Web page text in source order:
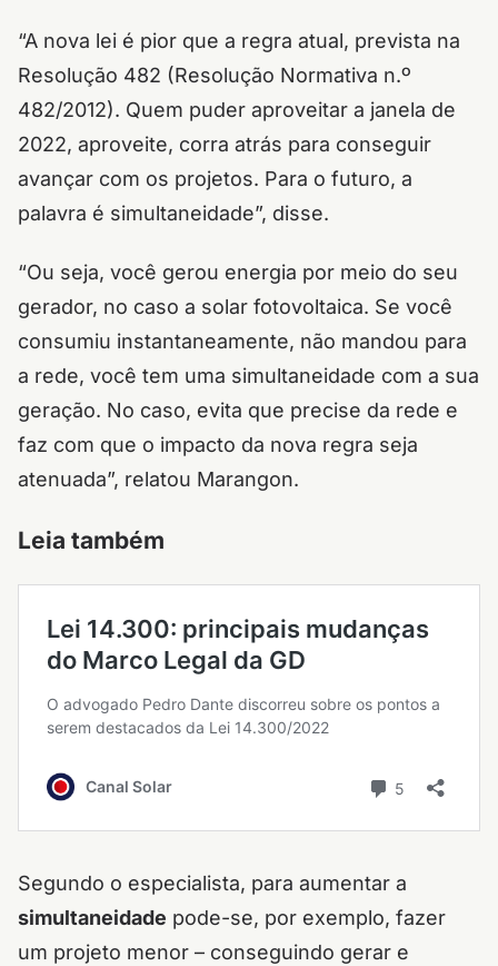
“A nova lei é pior que a regra atual, prevista na
Resolução 482 (Resolução Normativa n.º
482/2012). Quem puder aproveitar a janela de
2022, aproveite, corra atrás para conseguir
avançar com os projetos. Para o futuro, a
palavra é simultaneidade”, disse.
“Ou seja, você gerou energia por meio do seu
gerador, no caso a solar fotovoltaica. Se você
consumiu instantaneamente, não mandou para
a rede, você tem uma simultaneidade com a sua
geração. No caso, evita que precise da rede e
faz com que o impacto da nova regra seja
atenuada”, relatou Marangon.
Leia também
Segundo o especialista, para aumentar a
simultaneidade pode-se, por exemplo, fazer
um projeto menor – conseguindo gerar e